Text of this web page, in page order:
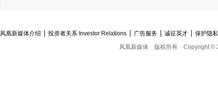
凤凰新媒体介绍 投资者关系 Investor Relations 广告服务 诚征英才
保护隐
凤凰新媒体
版权所有 Copyright ©